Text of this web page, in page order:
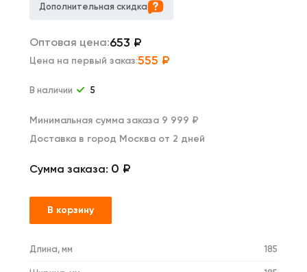
Дополнительная скидка
Оптовая цена:653 ₽
Цена на первый заказ:555 ₽
В наличии 5
Минимальная сумма заказа 9 999 ₽
Доставка в город Москва от 2 дней
Сумма заказа: 0 ₽
В корзину
Длина, мм 185